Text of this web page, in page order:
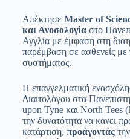
Απέκτησε Master of
και Ανοσολογίαστο
Αγγλία με έμφαση στη
παρέμβαση σε ασθενείς με
συστήματος.
Η επαγγελματική
Διαιτολόγου στα
upon Tyne και North Tees
την δυνατότητα να κάνει
κατάρτιση, προάγοντάς